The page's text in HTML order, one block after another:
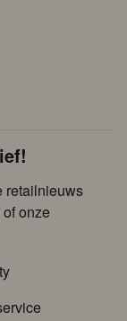
retailnieuws
onze